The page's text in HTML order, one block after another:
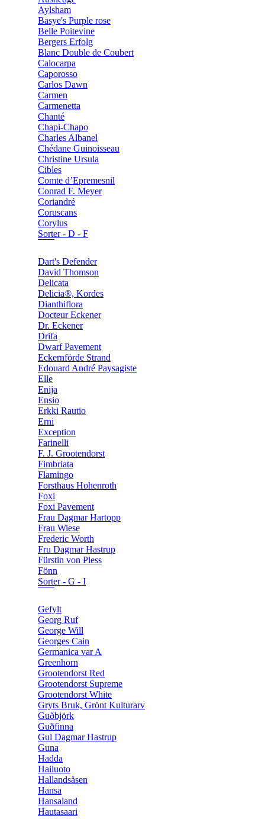
Aylsham
Basye's Purple rose
Belle Poitevine
Bergers Erfolg
Blanc Double de Coubert
Calocarpa
Caporosso
Carlos Dawn
Carmen
Carmenetta
Chanté
Chapi-Chapo
Charles Albanel
Chédane Guinoisseau
Christine Ursula
Cibles
Comte d’Epremesnil
Conrad F. Meyer
Coriandré
Coruscans
Corylus
Sorter - D - F
Dart's Defender
David Thomson
Delicata
Delicia®, Kordes
Dianthiflora
Docteur Eckener
Dr. Eckener
Drifa
Dwarf Pavement
Eckernförde Strand
Edouard André Paysagiste
Elle
Enija
Ensio
Erkki Rautio
Erni
Exception
Farinelli
F. J. Grootendorst
Fimbriata
Flamingo
Forsthaus Hohenroth
Foxi
Foxi Pavement
Frau Dagmar Hartopp
Frau Wiese
Frederic Worth
Fru Dagmar Hastrup
Fürstin von Pless
Fönn
Sorter - G - I
Gefylt
Georg Ruf
George Will
Georges Cain
Germanica var A
Greenhorn
Grootendorst Red
Grootendorst Supreme
Grootendorst White
Gryts Bruk, Grönt Kulturarv
Guðbjörk
Guðfinna
Gul Dagmar Hastrup
Guna
Hadda
Hailuoto
Hallandsåsen
Hansa
Hansaland
Hautasaari